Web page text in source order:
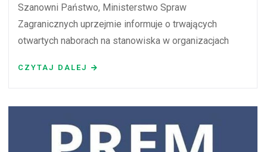
Szanowni Państwo, Ministerstwo Spraw
Zagranicznych uprzejmie informuje o trwających
otwartych naborach na stanowiska w organizacjach
CZYTAJ DALEJ